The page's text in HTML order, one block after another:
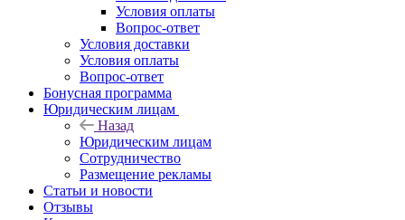
Условия оплаты
Вопрос-ответ
Условия доставки
Условия оплаты
Вопрос-ответ
Бонусная программа
Юридическим лицам
Назад
Юридическим лицам
Сотрудничество
Размещение рекламы
Статьи и новости
Отзывы